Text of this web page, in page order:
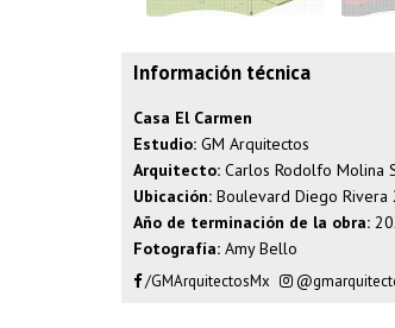
Información técnica
Casa El Carmen
Estudio: GM Arquitectos
Arquitecto: Carlos Rodolfo Molina
Ubicación: Boulevard Diego Rivera
Año de terminación de la obra:
Fotografía: Amy Bello
/GMArquitectosMx